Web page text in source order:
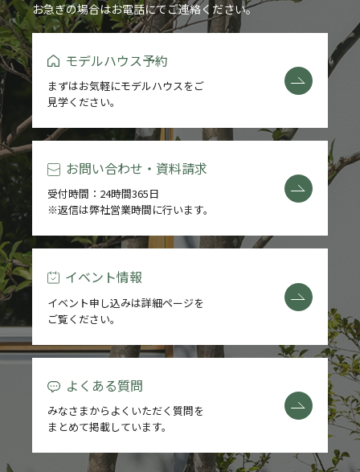
お急ぎの場合はお電話にてご連絡ください。
モデルハウス予約
まずはお気軽にモデルハウスをご
見学ください。
お問い合わせ・資料請求
受付時間：24時間365日
※返信は弊社営業時間に行います。
イベント情報
イベント申し込みは詳細ページを
ご覧ください。
よくある質問
みなさまからよくいただく質問を
まとめて掲載しています。